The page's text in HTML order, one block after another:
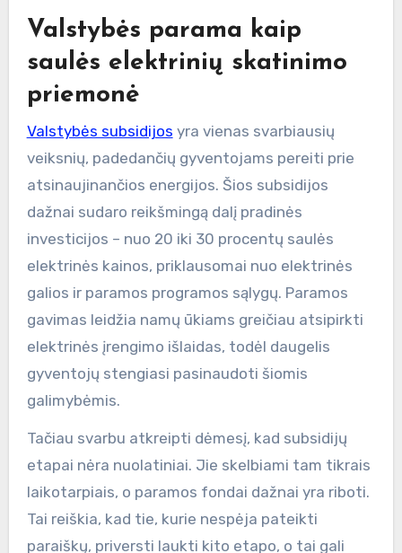
Valstybės parama kaip
saulės elektrinių skatinimo
priemonė
Valstybės subsidijos yra vienas svarbiausių
veiksnių, padedančių gyventojams pereiti prie
atsinaujinančios energijos. Šios subsidijos
dažnai sudaro reikšmingą dalį pradinės
investicijos – nuo 20 iki 30 procentų saulės
elektrinės kainos, priklausomai nuo elektrinės
galios ir paramos programos sąlygų. Paramos
gavimas leidžia namų ūkiams greičiau atsipirkti
elektrinės įrengimo išlaidas, todėl daugelis
gyventojų stengiasi pasinaudoti šiomis
galimybėmis.
Tačiau svarbu atkreipti dėmesį, kad subsidijų
etapai nėra nuolatiniai. Jie skelbiami tam tikrais
laikotarpiais, o paramos fondai dažnai yra riboti.
Tai reiškia, kad tie, kurie nespėja pateikti
paraiškų, priversti laukti kito etapo, o tai gali